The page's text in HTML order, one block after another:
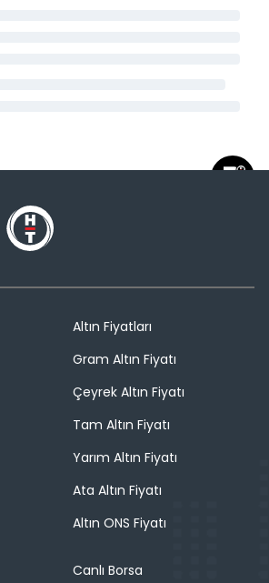
Altın Fiyatları
Gram Altın Fiyatı
Çeyrek Altın Fiyatı
Tam Altın Fiyatı
Yarım Altın Fiyatı
Ata Altın Fiyatı
Altın ONS Fiyatı
Canlı Borsa